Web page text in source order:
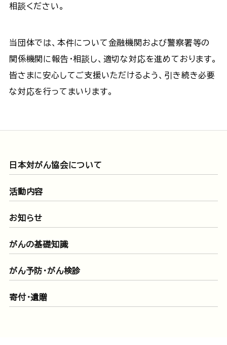
相談ください。
当団体では、本件について金融機関および警察署等の
関係機関に報告・相談し、適切な対応を進めております。
皆さまに安心してご支援いただけるよう、引き続き必要
な対応を行ってまいります。
日本対がん協会について
活動内容
お知らせ
がんの基礎知識
がん予防・がん検診
寄付・遺贈